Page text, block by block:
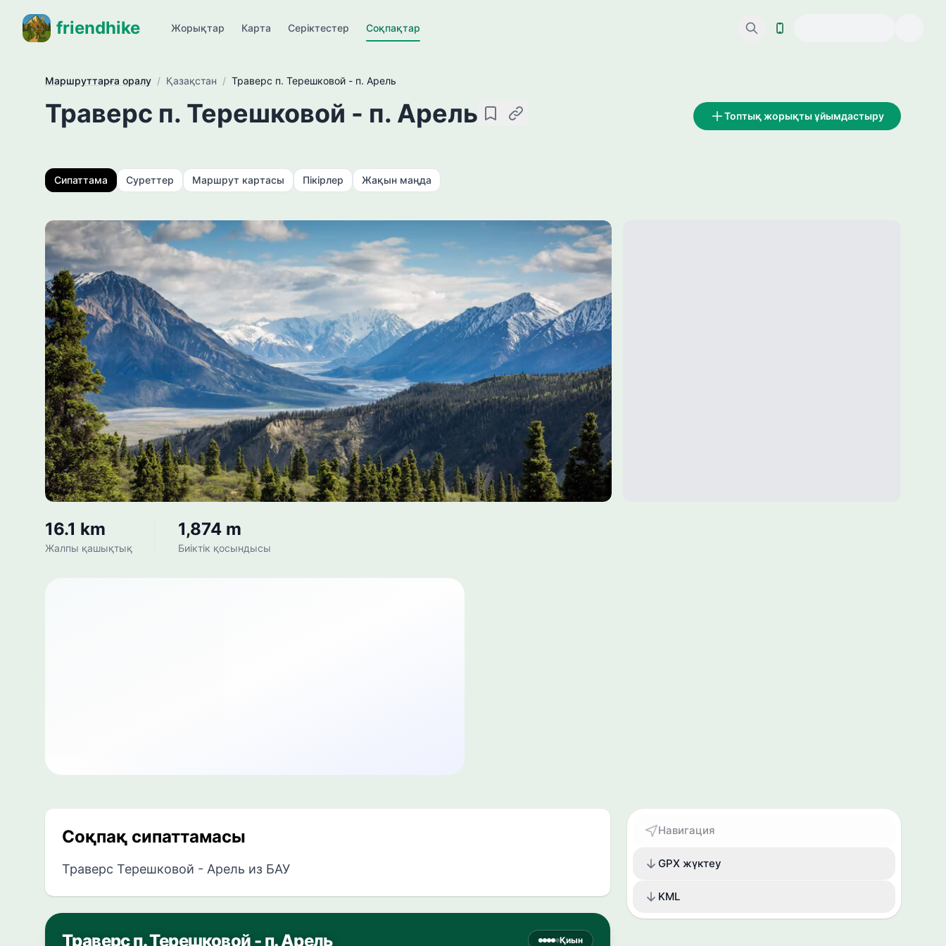
friendhike Жорықтар Карта Серіктестер Соқпақтар
Маршруттарға оралу / Қазақстан / Траверс п. Терешковой - п. Арель
Траверс п. Терешковой - п. Арель СақтауСілтемені көшіру Топтық жорықты ұйымдастыру
Сипаттама Суреттер Маршрут картасы Пікірлер Жақын маңда
16.1 km
Жалпы қашықтық
1,874 m
Биіктік қосындысы
Соқпақ сипаттамасы
Траверс Терешковой - Арель из БАУ
Траверс п. Терешковой - п. Арель Қиын
Навигация
GPX жүктеу
KML